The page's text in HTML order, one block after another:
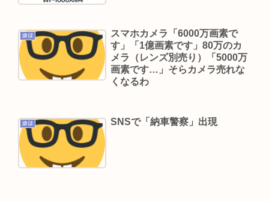
嫌儲
スマホカメラ「6000万画素で
す」「1億画素です」80万のカ
メラ（レンズ別売り）「5000万
画素です…」そらカメラ売れな
くなるわ
嫌儲 SNSで「納車警察」出現